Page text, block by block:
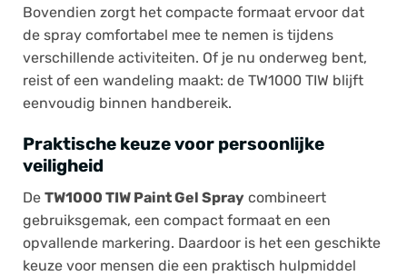
Bovendien zorgt het compacte formaat ervoor dat
de spray comfortabel mee te nemen is tijdens
verschillende activiteiten. Of je nu onderweg bent,
reist of een wandeling maakt: de TW1000 TIW blijft
eenvoudig binnen handbereik.
Praktische keuze voor persoonlijke
veiligheid
De TW1000 TIW Paint Gel Spray combineert
gebruiksgemak, een compact formaat en een
opvallende markering. Daardoor is het een geschikte
keuze voor mensen die een praktisch hulpmiddel